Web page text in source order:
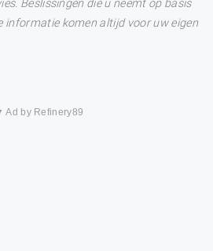
Beslissingen die u neemt op basis
informatie komen altijd voor uw eigen
Ad by Refinery89